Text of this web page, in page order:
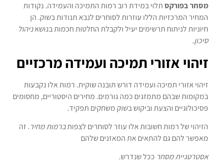
מסחר בפורקסתלוי במידת רוב רמות התמיכה והעמידה. נקודות
המחיר המרכזיות הללו עוזרות לסוחרים לנבא תנודות בשוק. הן
חיוניות לניתוח תרשימים יעיל ולקבלת החלטות חכמות בנושאניהול
סיכון.
זיהוי אזורי תמיכה ועמידה מרכזיים
זיהוי אזורי תמיכה ועמידה דורש תובנה שוקית. רמות אלו נקבעות
במקומות שבהם מתמזגים כמה גורמים. מחירים היסטוריים, מחסומים
פסיכולוגיים והצעת וביקוש בשוק משחקים תפקיד.
הזיהוי של רמות חשובות אלו עוזר לסוחרים לצפותברמות מחיר. זה
מאפשר להם גם להתאים את המאזנים שלהם
אסטרטגיית מסחר ככל שנדרש.